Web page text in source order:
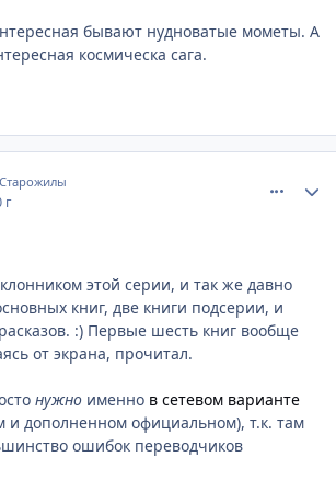
бывают нудноватые мометы. А
космическа сага.
Старожилы
г
этой серии, и так же давно
книг, две книги подсерии, и
:) Первые шесть книг вообще
от экрана, прочитал.
нужно именно в сетевом варианте
и дополненном официальном), т.к. там
ошибок переводчиков